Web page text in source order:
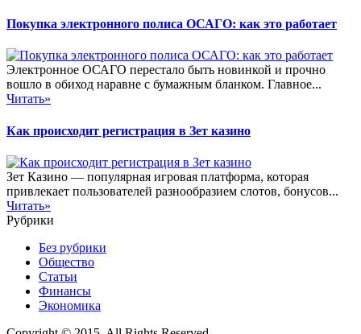
Покупка электронного полиса ОСАГО: как это работает
Электронное ОСАГО перестало быть новинкой и прочно
вошло в обиход наравне с бумажным бланком. Главное...
Читать»
Как происходит регистрация в Зет казино
Зет Казино — популярная игровая платформа, которая
привлекает пользователей разнообразием слотов, бонусов...
Читать»
Рубрики
Без рубрики
Общество
Статьи
Финансы
Экономика